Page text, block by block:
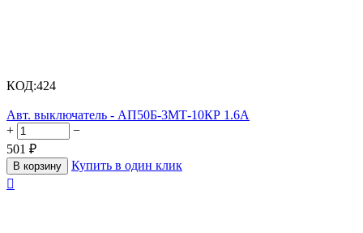
КОД:424
Авт. выключатель - АП50Б-3МТ-10КР 1.6А
+
−
501 ₽
В корзину
Купить в один клик
